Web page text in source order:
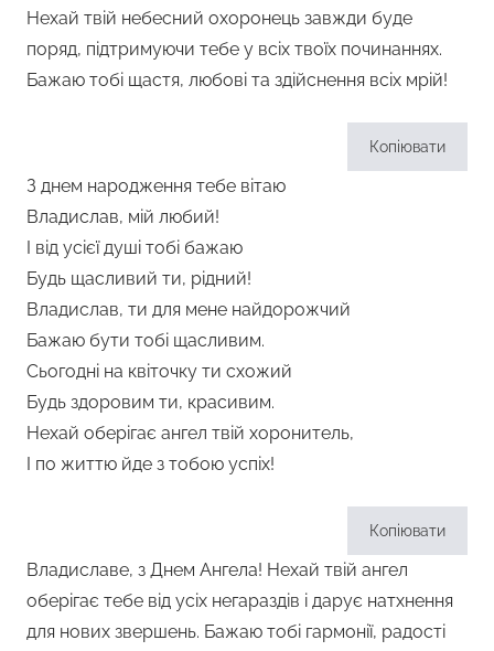
Нехай твій небесний охоронець завжди буде
поряд, підтримуючи тебе у всіх твоїх починаннях.
Бажаю тобі щастя, любові та здійснення всіх мрій!
Копіювати
З днем народження тебе вітаю
Владислав, мій любий!
І від усієї душі тобі бажаю
Будь щасливий ти, рідний!
Владислав, ти для мене найдорожчий
Бажаю бути тобі щасливим.
Сьогодні на квіточку ти схожий
Будь здоровим ти, красивим.
Нехай оберігає ангел твій хоронитель,
І по життю йде з тобою успіх!
Копіювати
Владиславе, з Днем Ангела! Нехай твій ангел
оберігає тебе від усіх негараздів і дарує натхнення
для нових звершень. Бажаю тобі гармонії, радості